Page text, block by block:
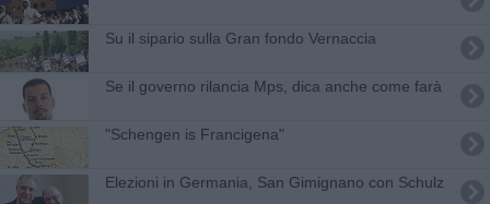
Su il sipario sulla Gran fondo Vernaccia
Se il governo rilancia Mps, dica anche come farà
"Schengen is Francigena"
Elezioni in Germania, San Gimignano con Schulz